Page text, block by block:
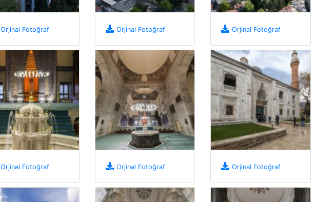
Orjinal Fotoğraf Orjinal Fotoğraf Orjinal Fotoğraf
Orjinal Fotoğraf Orjinal Fotoğraf Orjinal Fotoğraf